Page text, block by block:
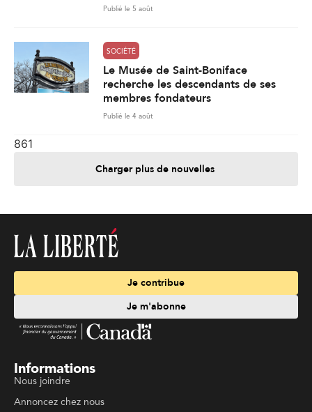
Publié le 5 août
SOCIÉTÉ
Le Musée de Saint-Boniface
recherche les descendants de ses
membres fondateurs
Publié le 4 août
861
Charger plus de nouvelles
Je contribue
Je m'abonne
Informations
Nous joindre
Annoncez chez nous